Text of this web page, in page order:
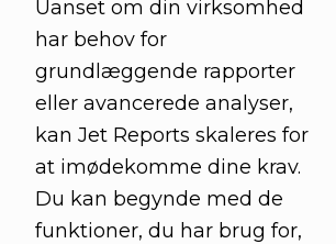
Uanset om din virksomhed
har behov for
grundlæggende rapporter
eller avancerede analyser,
kan Jet Reports skaleres for
at imødekomme dine krav.
Du kan begynde med de
funktioner, du har brug for,